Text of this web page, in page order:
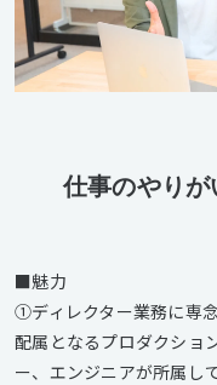
仕事のやりが
■魅力
①ディレクター業務に専
配属となるプロダクショ
ー、エンジニアが所属し